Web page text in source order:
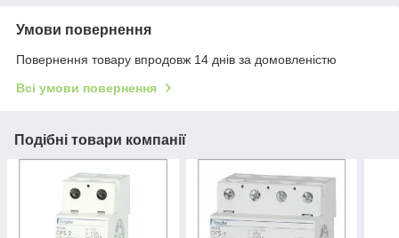
Умови повернення
Повернення товару впродовж 14 днів за домовленістю
Всі умови повернення
Подібні товари компанії